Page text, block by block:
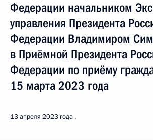
Федерации начальником
управления Президента
Федерации Владимиром
в Приёмной Президента
Федерации по приёму
15 марта 2023 года
13 апреля 2023 года